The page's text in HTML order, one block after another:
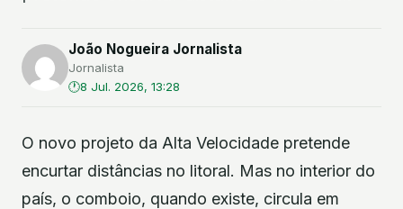
João Nogueira Jornalista
Jornalista
8 Jul. 2026, 13:28
O novo projeto da Alta Velocidade pretende
encurtar distâncias no litoral. Mas no interior do
país, o comboio, quando existe, circula em